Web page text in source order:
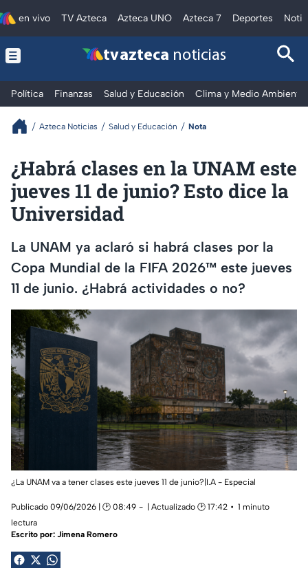
en vivo TV Azteca Azteca UNO Azteca 7 Deportes
tv azteca noticias
Política Finanzas Salud y Educación Clima y Medio Ambiente
Azteca Noticias Salud y Educación Nota
¿Habrá clases en la UNAM este
jueves 11 de junio? Esto dice la
Universidad
La UNAM ya aclaró si habrá clases por la
Copa Mundial de la FIFA 2026™ este jueves
11 de junio. ¿Habrá actividades o no?
¿La UNAM va a tener clases este jueves 11 de junio?|I.A - Especial
Publicado 09/06/2026 | 🕑 08:49 | Actualizado 🕑 17:42
1 minuto
lectura
Escrito por: Jimena Romero